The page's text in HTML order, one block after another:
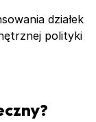
działek
polityki